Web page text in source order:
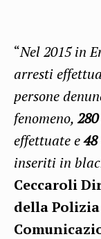
“Nel 2015 in
arresti
persone
fenomeno,280
effettuate e48
inseriti in
Ceccaroli
della